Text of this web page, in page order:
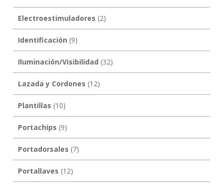
Electroestimuladores (2)
Identificación (9)
Iluminación/Visibilidad (32)
Lazada y Cordones (12)
Plantillas (10)
Portachips (9)
Portadorsales (7)
Portallaves (12)